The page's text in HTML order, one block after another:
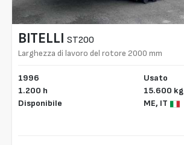
BITELLI ST200
Larghezza di lavoro del rotore 2000 mm
1996
1.200 h
Disponibile
Usato
15.600 kg
ME, IT